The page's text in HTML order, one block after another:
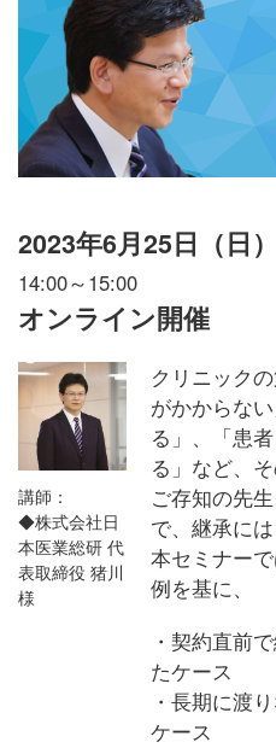
2023年6月25日（日）
14:00～15:00
オンライン開催
講師：
◆株式会社日
本医業総研 代
表取締役 猪川
様
クリニック
がかからな
る」、「患
る」など、
ご存知の先
で、継承に
本セミナー
例を基に、
・契約直前
たケース
・長期に渡
ケース